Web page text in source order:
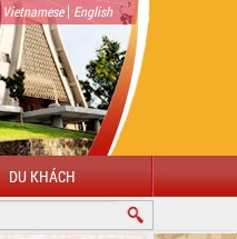
Vietnamese| English
DU KHÁCH